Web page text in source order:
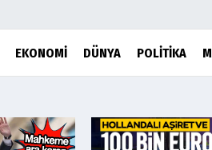
EKONOMI DÜNYA POLITIKA
Video Galeri
Foto Galeri